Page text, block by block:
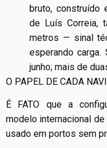
bruto, construído
de Luís Correia,
metros — sinal
esperando
junho; mais de
O PAPEL DE CADA
É FATO que a
modelo internacional
usado em portos sem